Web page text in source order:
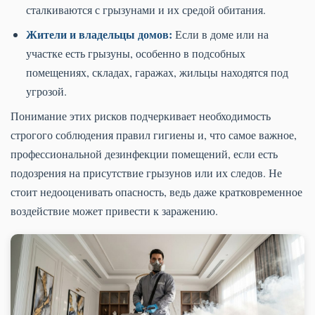
сталкиваются с грызунами и их средой обитания.
Жители и владельцы домов: Если в доме или на
участке есть грызуны, особенно в подсобных
помещениях, складах, гаражах, жильцы находятся под
угрозой.
Понимание этих рисков подчеркивает необходимость
строгого соблюдения правил гигиены и, что самое важное,
профессиональной дезинфекции помещений, если есть
подозрения на присутствие грызунов или их следов. Не
стоит недооценивать опасность, ведь даже кратковременное
воздействие может привести к заражению.